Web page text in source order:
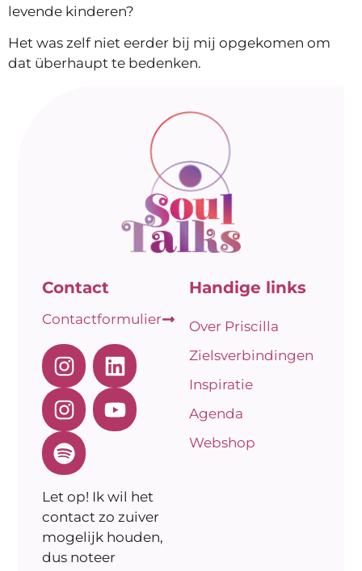
levende kinderen?
Het was zelf niet eerder bij mij opgekomen om
dat überhaupt te bedenken.
Contact
Contactformulier
Let op! Ik wil het
contact zo zuiver
mogelijk houden,
dus noteer
Handige links
Over Priscilla
Zielsverbindingen
Inspiratie
Agenda
Webshop